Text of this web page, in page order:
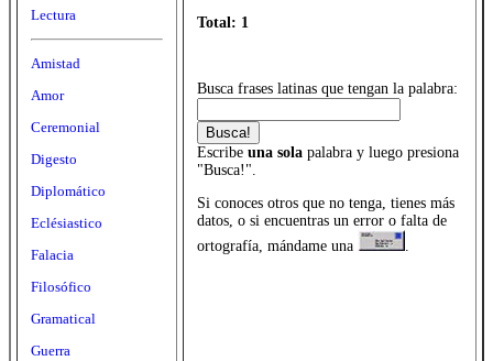
Lectura
Amistad
Amor
Ceremonial
Digesto
Diplomático
Eclésiastico
Falacia
Filosófico
Gramatical
Guerra
Total: 1
Busca frases latinas que tengan la palabra:
Escribe una sola palabra y luego presiona
"Busca!".
Si conoces otros que no tenga, tienes más
datos, o si encuentras un error o falta de
ortografía, mándame una
.